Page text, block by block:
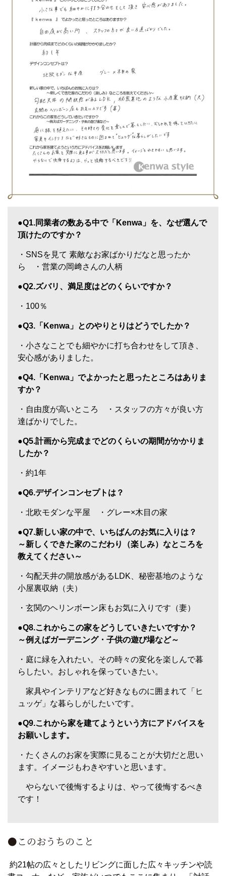
●Q1.同業者の数ある中で「Kenwa」を、なぜ選んで
頂けたのですか？
・SNSを見て 素敵なお家ばかりだなと思ったか
ら ・営業の岡﨑さんの人柄
●Q2.ズバリ、満足度はどのくらいですか？
・100％
●Q3.「Kenwa」とのやりとりはどうでしたか？
・小さなことでも細やかに打ち合わせをして頂き、
安心感がありました。
●Q4.「Kenwa」でよかったと思ったところはありま
すか？
・自由度が高いところ ・スタッフの方々が良い方
達ばかりでした。
●Q5.計画から完成までどのくらいの期間がかかりま
したか？
・約1年
●Q6.デザインコンセプトは？
・北欧モダンな平屋 ・グレー×木目の家
●Q7.新しい家の中で、いちばんのお気に入りは？
～新しくできた家のこだわり（楽しみ）なところを
教えてください～
・勾配天井の開放感があるLDK、秘密基地のような
小屋裏収納（夫）
・玄関のヘリンボーン床もお気に入りです（妻）
●Q8.これからこの家をどうしていきたいですか？
～例えばガーデニング・子供の遊び場など～
・庭に緑を入れたい。その時々の変化を楽しんで暮
らしたい。おしゃれを保っていきたい。
家具やインテリアなど好きなものに囲まれて「ヒ
ュッゲ」な暮らしがしたいです。
●Q9.これから家を建てようという方にアドバイスを
お願いします。
・たくさんのお家を実際に見ることが大切だと思い
ます。イメージもわきやすいと思います。
やらないで後悔するよりは、やって後悔するべき
です！
●このおうちのこと
約21帖の広々としたリビングに面した広々キッチンや読